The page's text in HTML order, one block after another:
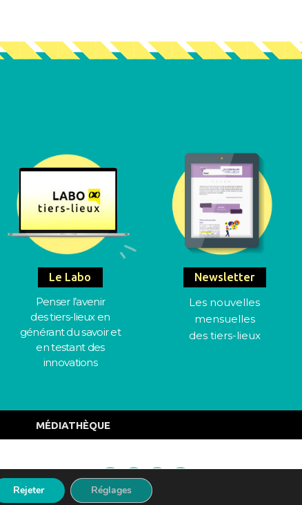
Le Labo
Penser l’avenir
des tiers-lieux en
générant du savoir et
en testant des
innovations
Newsletter
Les nouvelles
mensuelles
des tiers-lieux
MÉDIATHÈQUE
Mentions Légales
Rejeter Réglages